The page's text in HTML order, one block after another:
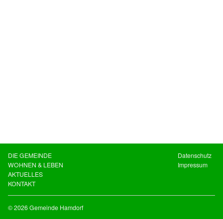
DIE GEMEINDE
WOHNEN & LEBEN
AKTUELLES
KONTAKT
Datenschutz
Impressum
© 2026 Gemeinde Hamdorf